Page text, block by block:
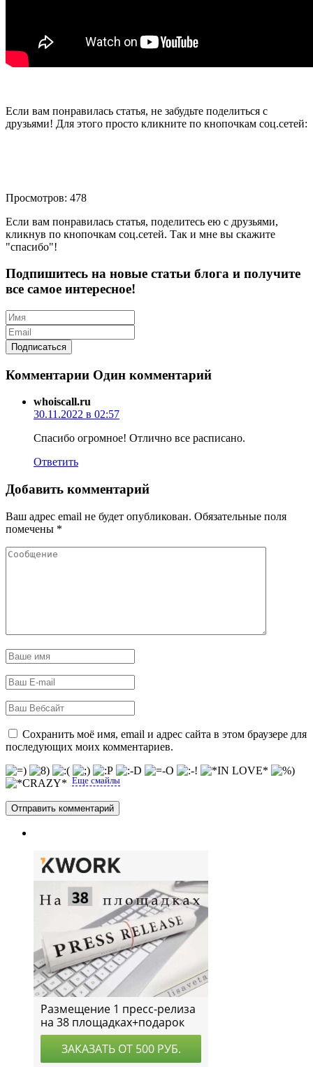
Если вам понравилась статья, не забудьте поделиться с
друзьями! Для этого просто кликните по кнопочкам соц.сетей:
Просмотров: 478
Если вам понравилась статья, поделитесь ею с друзьями,
кликнув по кнопочкам соц.сетей. Так и мне вы скажите
"спасибо"!
Подпишитесь на новые статьи блога и получите
все самое интересное!
Комментарии Один комментарий
whoiscall.ru
30.11.2022 в 02:57
Спасибо огромное! Отлично все расписано.
Ответить
Добавить комментарий
Ваш адрес email не будет опубликован. Обязательные поля
помечены *
Сохранить моё имя, email и адрес сайта в этом браузере для
последующих моих комментариев.
Еще смайлы